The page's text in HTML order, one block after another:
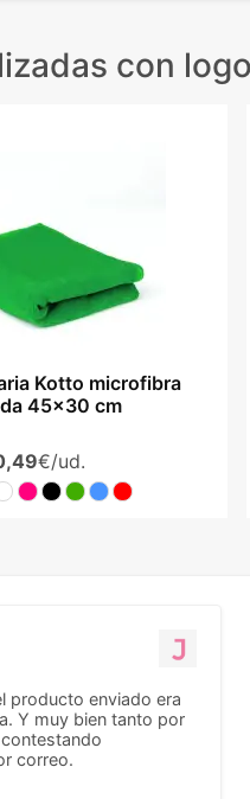
con
Kotto microfibra
45x30 cm
€/ud.
producto enviado era
Y muy bien tanto por
correo.